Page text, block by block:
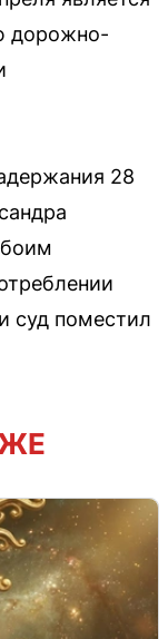
дорожно-
28
суд поместил